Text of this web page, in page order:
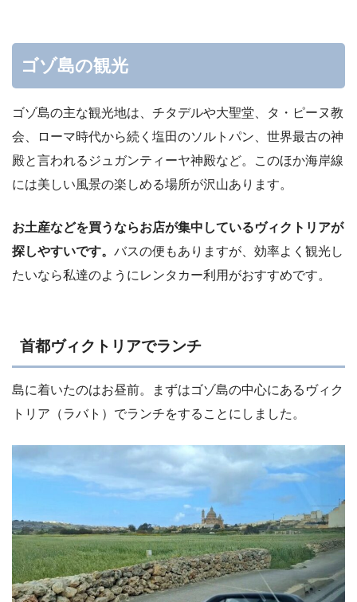
ゴゾ島の観光
ゴゾ島の主な観光地は、チタデルや大聖堂、タ・ピーヌ教
会、ローマ時代から続く塩田のソルトパン、世界最古の神
殿と言われるジュガンティーヤ神殿など。このほか海岸線
には美しい風景の楽しめる場所が沢山あります。
お土産などを買うならお店が集中しているヴィクトリアが
探しやすいです。 バスの便もありますが、効率よく観光し
たいなら私達のようにレンタカー利用がおすすめです。
首都ヴィクトリアでランチ
島に着いたのはお昼前。まずはゴゾ島の中心にあるヴィク
トリア（ラバト）でランチをすることにしました。